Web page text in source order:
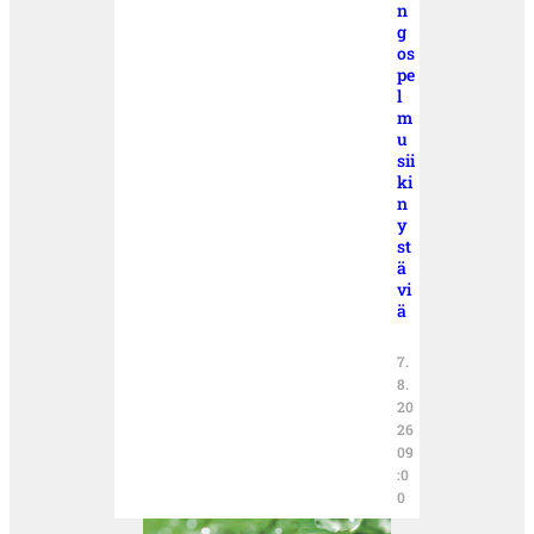
n
g
os
pe
l
m
u
sii
ki
n
y
st
ä
vi
ä
7.
8.
20
26
09
:0
0